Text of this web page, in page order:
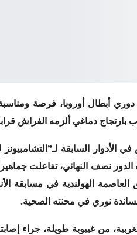
أبطال أوروبا، فرصة ومناسبة
بارتجاج دماغي ألزمه الفراش
في الأدوار السابقة
ذهاب الدور نصف النهائي، تفاعلت
العاصمة الهولندية في مسابقة
نوري في محنته الصحية.
من غيبوبة طويلة، جراء